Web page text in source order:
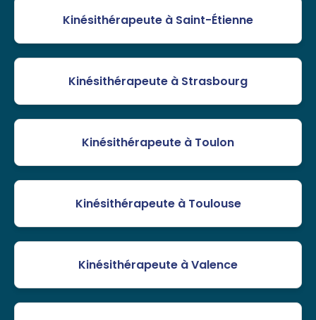
Kinésithérapeute à Saint-Étienne
Kinésithérapeute à Strasbourg
Kinésithérapeute à Toulon
Kinésithérapeute à Toulouse
Kinésithérapeute à Valence